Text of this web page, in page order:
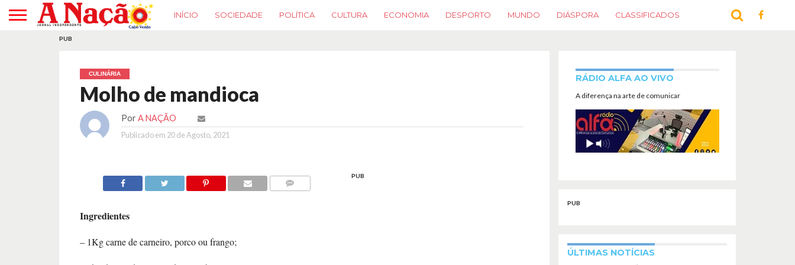
INÍCIO SOCIEDADE POLÍTICA CULTURA ECONOMIA DESPORTO MUNDO DIÁSPORA CLASSIFICADOS
PUB
CULINÁRIA
Molho de mandioca
Por A NAÇÃO
Publicado em 20 de Agosto, 2021
Ingredientes
– 1Kg carne de carneiro, porco ou frango;
PUB
RÁDIO ALFA AO VIVO
A diferença na arte de comunicar
PUB
ÚLTIMAS NOTÍCIAS